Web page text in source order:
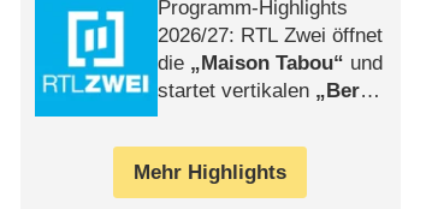
Programm-Highlights
2026/​27: RTL Zwei öffnet
die
Maison Tabou
und
startet vertikalen
Berlin
Mehr Highlights